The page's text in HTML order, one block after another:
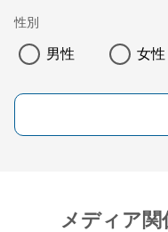
性別
男性 女性
メディア関